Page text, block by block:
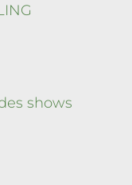
shows